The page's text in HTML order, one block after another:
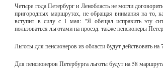
Четыре года Петербург и Ленобласть не могли
пригородных маршрутах, не обращая внимания на то,
вступит в силу с 1 мая: "Я обещал исправить эту
пользоваться льготами на проезд. также пенсионеры
Льготы для пенсионеров из области будут действовать
Для пенсионеров Петербурга льготы будут на 58